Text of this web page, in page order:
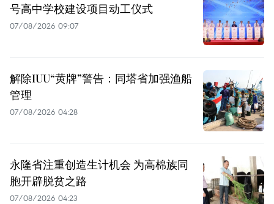
号高中学校建设项目动工仪式
07/08/2026 09:07
解除IUU“黄牌”警告：同塔省加强渔船
管理
07/08/2026 04:28
永隆省注重创造生计机会 为高棉族同
胞开辟脱贫之路
07/08/2026 04:23